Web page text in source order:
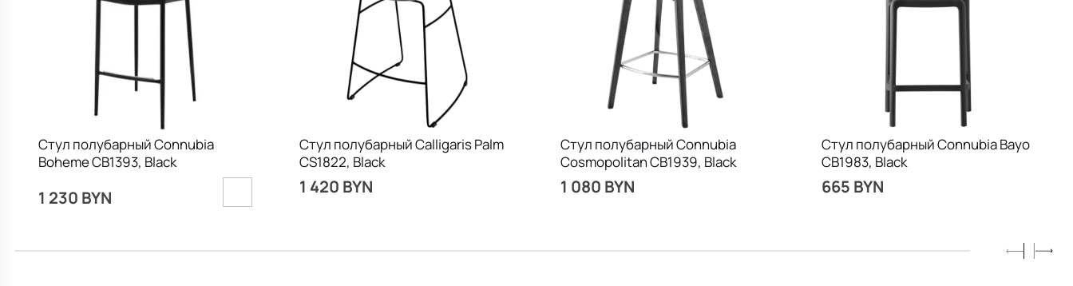
Стул полубарный Connubia
Boheme CB1393, Black
1 230 BYN
Стул полубарный Calligaris Palm
CS1822, Black
1 420 BYN
Стул полубарный Connubia
Cosmopolitan CB1939, Black
1 080 BYN
Стул полубарный Connubia Bayo
CB1983, Black
665 BYN